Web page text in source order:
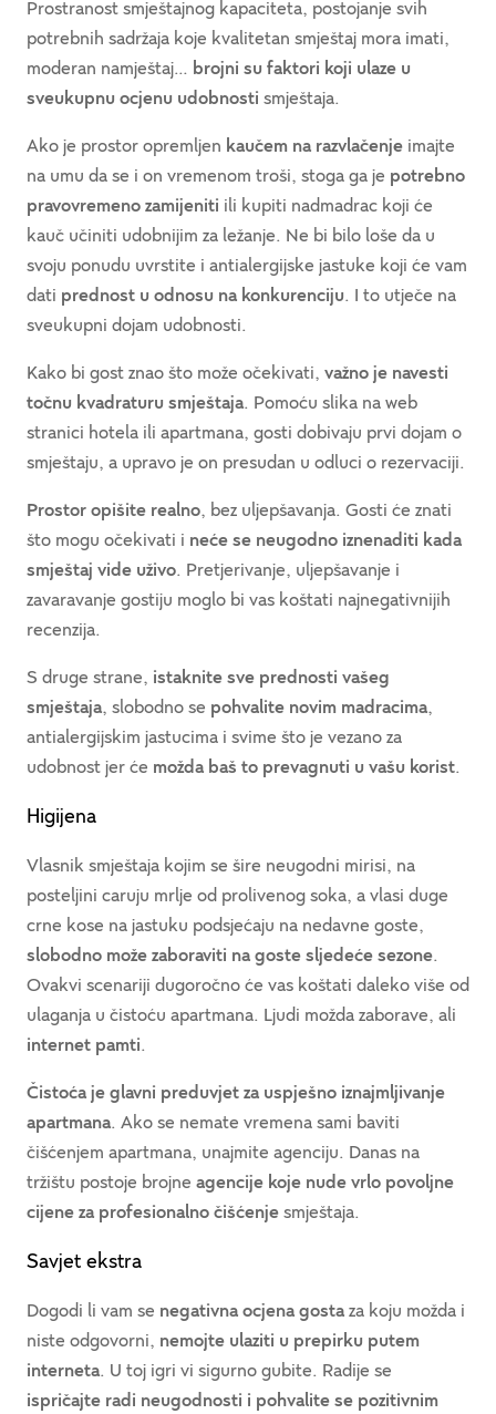
Prostranost smještajnog kapaciteta, postojanje svih
potrebnih sadržaja koje kvalitetan smještaj mora imati,
moderan namještaj… brojni su faktori koji ulaze u
sveukupnu ocjenu udobnosti smještaja.
Ako je prostor opremljen kaučem na razvlačenje imajte
na umu da se i on vremenom troši, stoga ga je potrebno
pravovremeno zamijeniti ili kupiti nadmadrac koji će
kauč učiniti udobnijim za ležanje. Ne bi bilo loše da u
svoju ponudu uvrstite i antialergijske jastuke koji će vam
dati prednost u odnosu na konkurenciju. I to utječe na
sveukupni dojam udobnosti.
Kako bi gost znao što može očekivati, važno je navesti
točnu kvadraturu smještaja. Pomoću slika na web
stranici hotela ili apartmana, gosti dobivaju prvi dojam o
smještaju, a upravo je on presudan u odluci o rezervaciji.
Prostor opišite realno, bez uljepšavanja. Gosti će znati
što mogu očekivati i neće se neugodno iznenaditi kada
smještaj vide uživo. Pretjerivanje, uljepšavanje i
zavaravanje gostiju moglo bi vas koštati najnegativnijih
recenzija.
S druge strane, istaknite sve prednosti vašeg
smještaja, slobodno se pohvalite novim madracima,
antialergijskim jastucima i svime što je vezano za
udobnost jer će možda baš to prevagnuti u vašu korist.
Higijena
Vlasnik smještaja kojim se šire neugodni mirisi, na
posteljini caruju mrlje od prolivenog soka, a vlasi duge
crne kose na jastuku podsjećaju na nedavne goste,
slobodno može zaboraviti na goste sljedeće sezone.
Ovakvi scenariji dugoročno će vas koštati daleko više od
ulaganja u čistoću apartmana. Ljudi možda zaborave, ali
internet pamti.
Čistoća je glavni preduvjet za uspješno iznajmljivanje
apartmana. Ako se nemate vremena sami baviti
čišćenjem apartmana, unajmite agenciju. Danas na
tržištu postoje brojne agencije koje nude vrlo povoljne
cijene za profesionalno čišćenje smještaja.
Savjet ekstra
Dogodi li vam se negativna ocjena gosta za koju možda i
niste odgovorni, nemojte ulaziti u prepirku putem
interneta. U toj igri vi sigurno gubite. Radije se
ispričajte radi neugodnosti i pohvalite se pozitivnim